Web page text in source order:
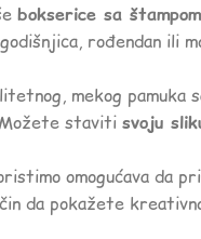
bokserice sa
rođendan ili
mekog pamuka
staviti svoju
omogućava da
da pokažete